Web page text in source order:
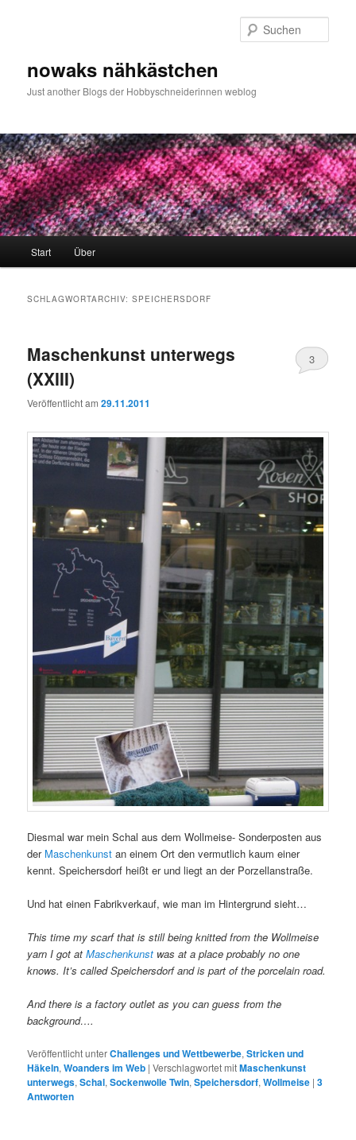
nowaks nähkästchen
Just another Blogs der Hobbyschneiderinnen weblog
Start Über
SCHLAGWORTARCHIV:SPEICHERSDORF
Maschenkunst unterwegs
(XXIII)
Veröffentlicht am29.11.2011
3
Diesmal war mein Schal aus dem Wollmeise- Sonderposten aus
der Maschenkunst an einem Ort den vermutlich kaum einer
kennt. Speichersdorf heißt er und liegt an der Porzellanstraße.
Und hat einen Fabrikverkauf, wie man im Hintergrund sieht…
This time my scarf that is still being knitted from the Wollmeise
yarn I got atMaschenkunst was at a place probably no one
knows. It’s called Speichersdorf and is part of the porcelain road.
And there is a factory outlet as you can guess from the
background….
Veröffentlicht unterChallenges und Wettbewerbe,Stricken und
Häkeln,Woanders im Web |Verschlagwortet mitMaschenkunst
unterwegs,Schal,Sockenwolle Twin,Speichersdorf,Wollmeise |3
Antworten